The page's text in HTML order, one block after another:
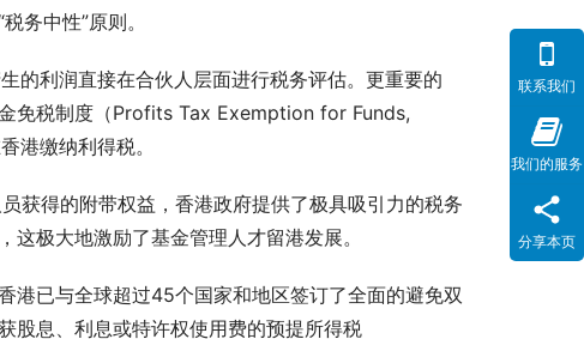
务中性”原则。
的利润直接在合伙人层面进行税务评估。更重要的
免税制度（Profits Tax Exemption for Funds,
港缴纳利得税。
员获得的附带权益，香港政府提供了极具吸引力的税务
这极大地激励了基金管理人才留港发展。
港已与全球超过45个国家和地区签订了全面的避免双
股息、利息或特许权使用费的预提所得税
联系我们
我们的服务
分享本页